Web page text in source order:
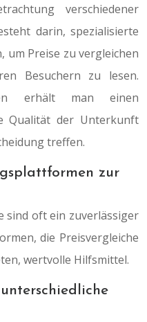
verschiedener
darin, spezialisierte
Preise zu vergleichen
Besuchern zu lesen.
erhält man einen
Qualität der Unterkunft
treffen.
zur
sind oft ein zuverlässiger
die Preisvergleiche
wertvolle Hilfsmittel.